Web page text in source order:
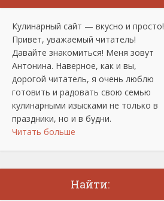
Кулинарный сайт — вкусно и просто!
Привет, уважаемый читатель!
Давайте знакомиться! Меня зовут
Антонина. Наверное, как и вы,
дорогой читатель, я очень люблю
готовить и радовать свою семью
кулинарными изысками не только в
праздники, но и в будни.
Читать больше
Найти: